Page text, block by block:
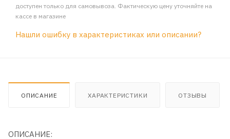
доступен только для самовывоза. Фактическую цену уточняйте на
кассе в магазине
Нашли ошибку в характеристиках или описании?
ОПИСАНИЕ ХАРАКТЕРИСТИКИ ОТЗЫВЫ
ОПИСАНИЕ: